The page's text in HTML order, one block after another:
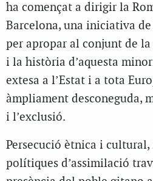
ha començat a dirigir la
Barcelona, una iniciativa
per apropar al conjunt de
i la història d’aquesta
extesa a l’Estat i a tota
àmpliament desconeguda,
i l’exclusió.
Persecució ètnica i
polítiques d’assimilació